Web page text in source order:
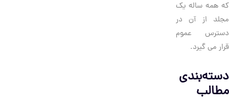
که همه ساله یک
مجلد از آن در
دسترس عموم
قرار می گیرد.
دسته‌بندی
مطالب